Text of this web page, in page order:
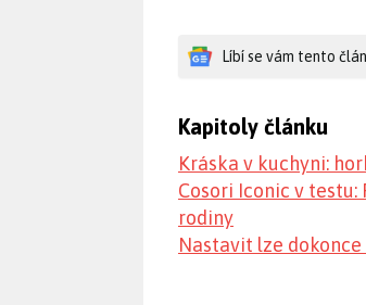
Líbí se vám tento
Kapitoly článku
Kráska v kuchyni:
Cosori Iconic v
rodiny
Nastavit lze